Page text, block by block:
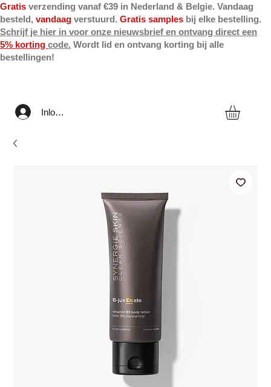
Gratis verzending vanaf €39 in Nederland & Belgie. Vandaag
besteld, vandaag verstuurd. Gratis samples bij elke bestelling.
Schrijf je hier in voor onze nieuwsbrief en ontvang direct een
5% korting code. Wordt lid en ontvang korting bij alle
bestellingen!
Inloggen